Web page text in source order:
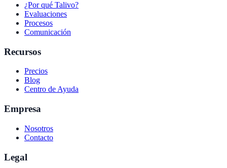
¿Por qué Talivo?
Evaluaciones
Procesos
Comunicación
Recursos
Precios
Blog
Centro de Ayuda
Empresa
Nosotros
Contacto
Legal